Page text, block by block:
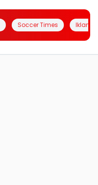
Soccer Times Iklanin